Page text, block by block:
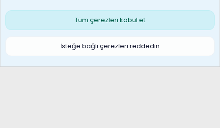
Çerezler
S
Tüm çerezleri kabul et
İsteğe bağlı çerezleri reddedin